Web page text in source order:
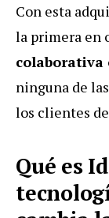
Con esta
la primera en
ninguna de
los clientes
Qué es